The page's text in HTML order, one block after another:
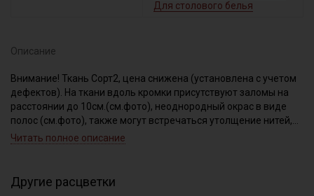
Для столового белья
Описание
Внимание! Ткань Сорт2, цена снижена (установлена с учетом
дефектов). На ткани вдоль кромки присутствуют заломы на
расстоянии до 10см.(см.фото), неоднородный окрас в виде
полос (см.фото), также могут встречаться утолщение нитей,
непрокрасы в виде небольших пятнышек-точек, короткие
При продаже ткань рвем по нитке, чтобы избежать перекосов
по диагонали при дальнейшей обработке.
Читать полное описание
Другие расцветки